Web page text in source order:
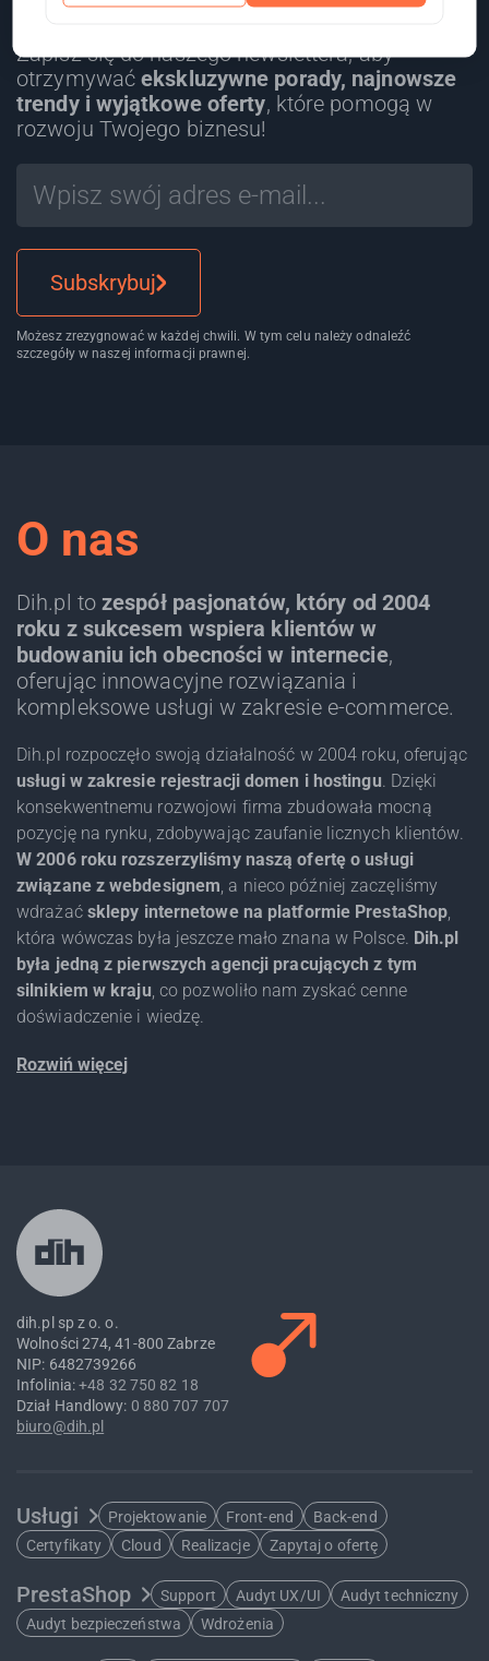
Zapisz się do naszego newslettera, aby
otrzymywaćekskluzywne porady, najnowsze
trendy i wyjątkowe oferty, które pomogą w
rozwoju Twojego biznesu!
Subskrybuj
Możesz zrezygnować w każdej chwili. W tym celu należy odnaleźć
szczegóły w naszej informacji prawnej.
O nas
Dih.pl to zespół pasjonatów, który od 2004
roku z sukcesem wspiera klientów w
budowaniu ich obecności w internecie,
oferując innowacyjne rozwiązania i
kompleksowe usługi w zakresie e-commerce.
Dih.pl rozpoczęło swoją działalność w 2004 roku, oferując
usługi w zakresie rejestracji domen i hostingu. Dzięki
konsekwentnemu rozwojowi firma zbudowała mocną
pozycję na rynku, zdobywając zaufanie licznych klientów.
W 2006 roku rozszerzyliśmy naszą ofertę o usługi
związane z webdesignem, a nieco później zaczęliśmy
wdrażać sklepy internetowe na platformie PrestaShop,
która wówczas była jeszcze mało znana w Polsce. Dih.pl
była jedną z pierwszych agencji pracujących z tym
silnikiem w kraju, co pozwoliło nam zyskać cenne
doświadczenie i wiedzę.
Rozwiń więcej
dih.pl sp z o. o.
Wolności 274, 41-800 Zabrze
NIP: 6482739266
Infolinia:+48 32 750 82 18
Dział Handlowy: 0 880 707 707
biuro@dih.pl
Usługi Projektowanie Front-end
Back-end
Certyfikaty
Cloud Realizacje Zapytaj o ofertę
PrestaShop Support Audyt UX/UI
Audyt techniczny
Audyt bezpieczeństwa
Wdrożenia